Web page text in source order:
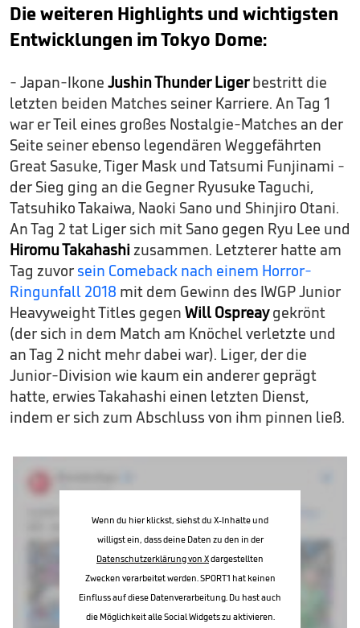
Die weiteren Highlights und wichtigsten
Entwicklungen im Tokyo Dome:
- Japan-Ikone Jushin Thunder Ligerbestritt die
letzten beiden Matches seiner Karriere. An Tag 1
war er Teil eines großes Nostalgie-Matches an der
Seite seiner ebenso legendären Weggefährten
Great Sasuke, Tiger Mask und Tatsumi Funjinami -
der Sieg ging an die Gegner Ryusuke Taguchi,
Tatsuhiko Takaiwa, Naoki Sano und Shinjiro Otani.
An Tag 2 tat Liger sich mit Sano gegen Ryu Lee und
Hiromu Takahashi zusammen. Letzterer hatte am
Tag zuvor sein Comeback nach einem Horror-
Ringunfall 2018 mit dem Gewinn des IWGP Junior
Heavyweight Titles gegen Will Ospreaygekrönt
(der sich in dem Match am Knöchel verletzte und
an Tag 2 nicht mehr dabei war). Liger, der die
Junior-Division wie kaum ein anderer geprägt
hatte, erwies Takahashi einen letzten Dienst,
indem er sich zum Abschluss von ihm pinnen ließ.
Wenn du hier klickst, siehst du X-Inhalte und
willigst ein, dass deine Daten zu den in der
Datenschutzerklärung von Xdargestellten
Zwecken verarbeitet werden. SPORT1 hat keinen
Einfluss auf diese Datenverarbeitung. Du hast auch
die Möglichkeit alle Social Widgets zu aktivieren.